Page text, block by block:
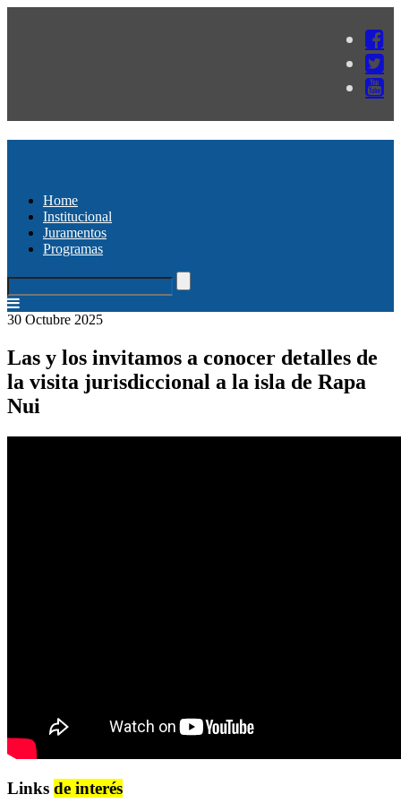
Home
Institucional
Juramentos
Programas
30 Octubre 2025
Las y los invitamos a conocer detalles de
la visita jurisdiccional a la isla de Rapa
Nui
Links de interés